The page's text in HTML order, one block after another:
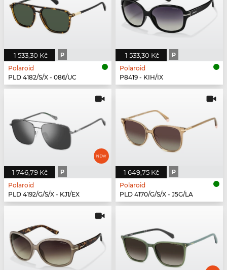
1 533,30 Kč P
Polaroid
PLD 4182/S/X - 086/UC
1 533,30 Kč P
Polaroid
P8419 - KIH/IX
1 746,79 Kč P
Polaroid
PLD 4192/G/S/X - KJ1/EX
1 649,75 Kč P
Polaroid
PLD 4170/G/S/X - J5G/LA